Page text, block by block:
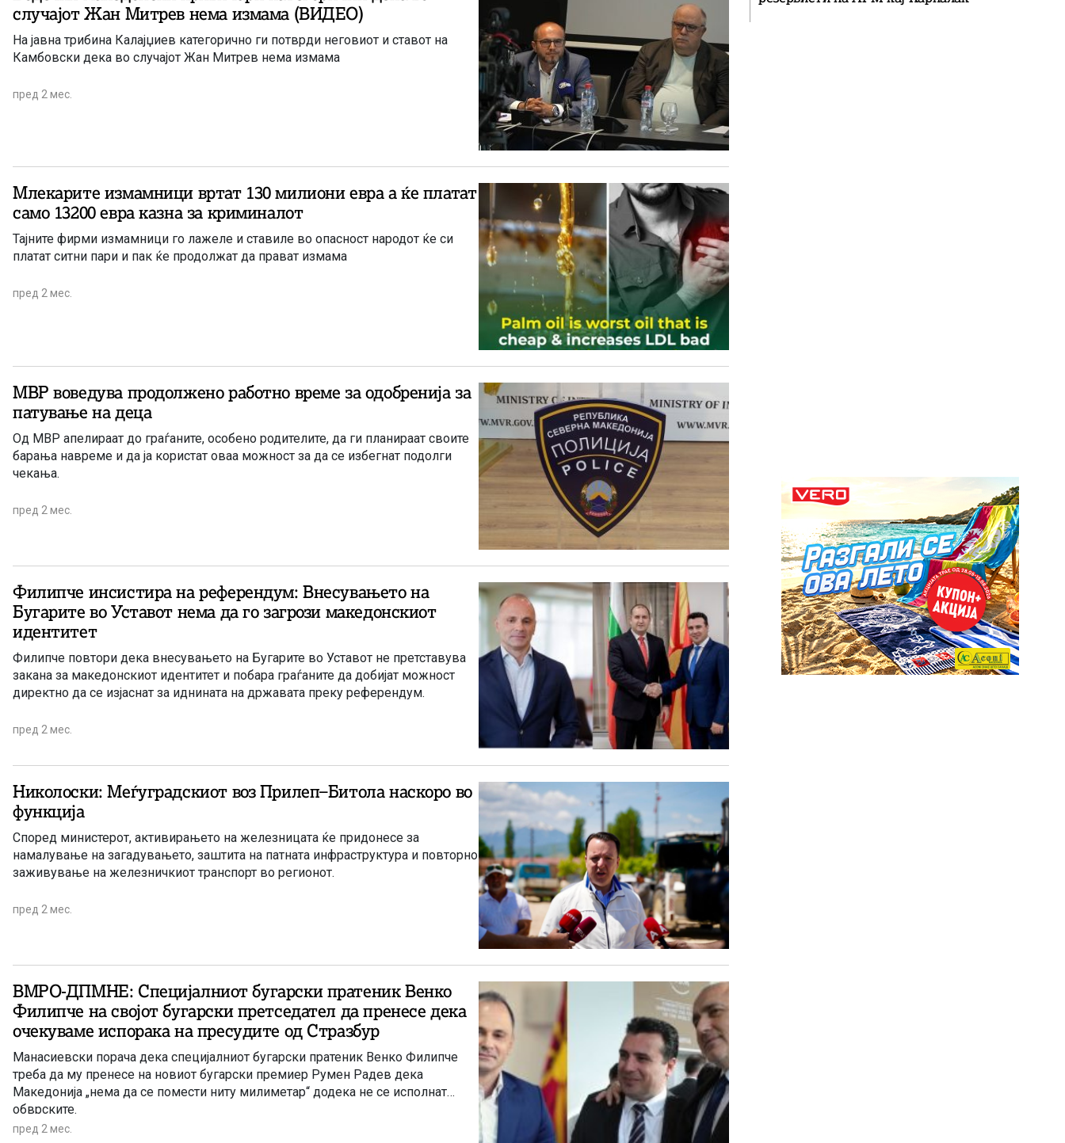
случајот Жан Митрев нема измама (ВИДЕО)
На јавна трибина Калајџиев категорично ги потврди неговиот и ставот на
Камбовски дека во случајот Жан Митрев нема измама
пред 2 мес.
Млекарите измамници вртат 130 милиони евра а ќе платат
само 13200 евра казна за криминалот
Тајните фирми измамници го лажеле и ставиле во опасност народот ќе си
платат ситни пари и пак ќе продолжат да прават измама
пред 2 мес.
МВР воведува продолжено работно време за одобренија за
патување на деца
Од МВР апелираат до граѓаните, особено родителите, да ги планираат своите
барања навреме и да ја користат оваа можност за да се избегнат подолги
чекања.
пред 2 мес.
Филипче инсистира на референдум: Внесувањето на
Бугарите во Уставот нема да го загрози македонскиот
идентитет
Филипче повтори дека внесувањето на Бугарите во Уставот не претставува
закана за македонскиот идентитет и побара граѓаните да добијат можност
директно да се изјаснат за иднината на државата преку референдум.
пред 2 мес.
Николоски: Меѓуградскиот воз Прилеп–Битола наскоро во
функција
Според министерот, активирањето на железницата ќе придонесе за
намалување на загадувањето, заштита на патната инфраструктура и повторно
заживување на железничкиот транспорт во регионот.
пред 2 мес.
ВМРО-ДПМНЕ: Специјалниот бугарски пратеник Венко
Филипче на својот бугарски претседател да пренесе дека
очекуваме испорака на пресудите од Стразбур
Манасиевски порача дека специјалниот бугарски пратеник Венко Филипче
треба да му пренесе на новиот бугарски премиер Румен Радев дека
Македонија „нема да се помести ниту милиметар“ додека не се исполнат
обврските.
пред 2 мес.